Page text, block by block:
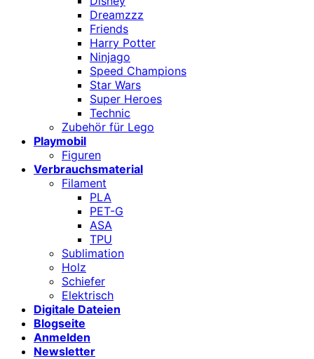
Dreamzzz
Friends
Harry Potter
Ninjago
Speed Champions
Star Wars
Super Heroes
Technic
Zubehör für Lego
Playmobil
Figuren
Verbrauchsmaterial
Filament
PLA
PET-G
ASA
TPU
Sublimation
Holz
Schiefer
Elektrisch
Digitale Dateien
Blogseite
Anmelden
Newsletter